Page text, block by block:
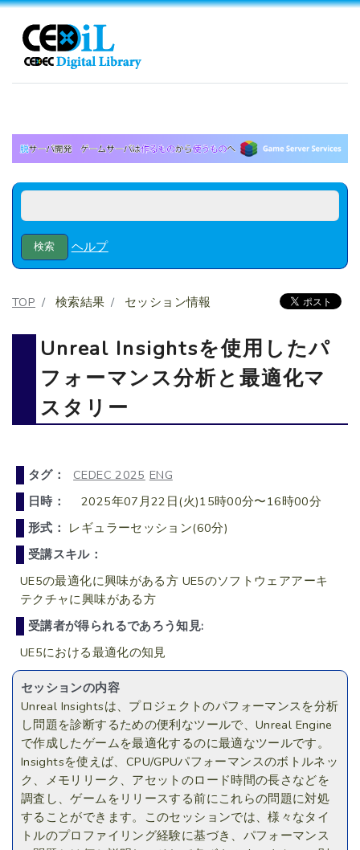
ヘルプ
TOP 検索結果 セッション情報
Unreal Insightsを使用したパ
フォーマンス分析と最適化マ
スタリー
タグ： CEDEC 2025 ENG
日時：
2025年07月22日(火)15時00分〜16時00分
形式： レギュラーセッション(60分)
受講スキル：
UE5の最適化に興味がある方 UE5のソフトウェアアーキ
テクチャに興味がある方
受講者が得られるであろう知見:
UE5における最適化の知見
セッションの内容
Unreal Insightsは、プロジェクトのパフォーマンスを分析
し問題を診断するための便利なツールで、Unreal Engine
で作成したゲームを最適化するのに最適なツールです。
Insightsを使えば、CPU/GPUパフォーマンスのボトルネッ
ク、メモリリーク、アセットのロード時間の長さなどを
調査し、ゲームをリリースする前にこれらの問題に対処
することができます。このセッションでは、様々なタイ
トルのプロファイリング経験に基づき、パフォーマンス